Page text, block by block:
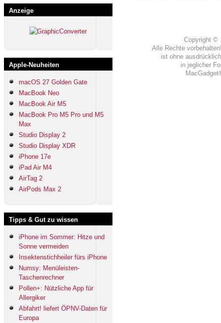
Anzeige
Apple-Neuheiten
macOS 27 Golden Gate
MacBook Neo
MacBook Air M5
MacBook Pro M5 Pro und M5
Max
Studio Display 2
Studio Display XDR
iPhone 17e
iPad Air M4
AirTag 2
AirPods Max 2
Tipps & Gut zu wissen
iPhone im Sommer: Hitze und
Sonne vermeiden
Insektenstichheiler fürs iPhone
Numsy: Menüleisten-
Taschenrechner
Pollen+: Nützliche App für
Allergiker
Abfahrt! liefert ÖPNV-Daten für
Europa
Copyright ©
Alle Rechte
ist ohne
in jeglicher